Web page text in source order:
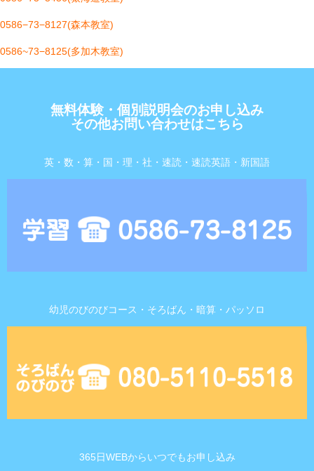
0586−73−8127(森本教室)
0586~73−8125(多加木教室)
無料体験・個別説明会のお申し込み
その他お問い合わせはこちら
英・数・算・国・理・社・速読・速読英語・新国語
幼児のびのびコース・そろばん・暗算・パッソロ
365日WEBからいつでもお申し込み